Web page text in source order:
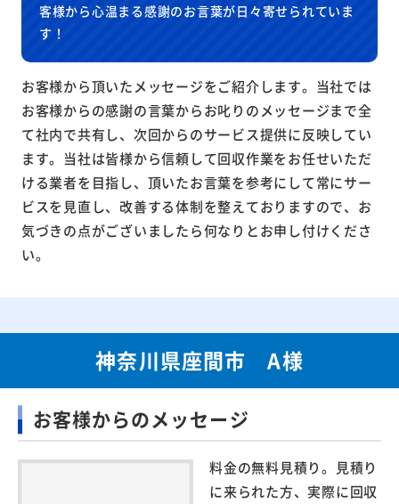
客様から心温まる感謝のお言葉が日々寄せられていま
す！
お客様から頂いたメッセージをご紹介します。当社では
お客様からの感謝の言葉からお叱りのメッセージまで全
て社内で共有し、次回からのサービス提供に反映してい
ます。当社は皆様から信頼して回収作業をお任せいただ
ける業者を目指し、頂いたお言葉を参考にして常にサー
ビスを見直し、改善する体制を整えておりますので、お
気づきの点がございましたら何なりとお申し付けくださ
い。
神奈川県座間市 A様
お客様からのメッセージ
料金の無料見積り。見積り
に来られた方、実際に回収